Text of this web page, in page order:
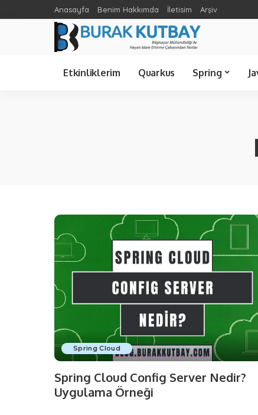
Anasayfa Benim Hakkımda İletisim Arşiv
Etkinliklerim Quarkus Spring
Spring Cloud
Spring Cloud
Spring Cloud Config Server Nedir?
Uygulama Örneği